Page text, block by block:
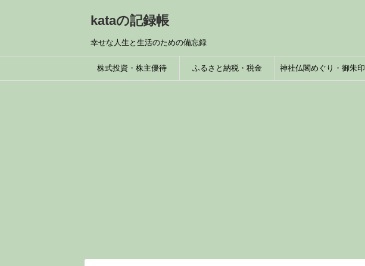
kataの記録帳
幸せな人生と生活のための備忘録
株式投資・株主優待 ふるさと納税・税金 神社仏閣めぐり・御朱印